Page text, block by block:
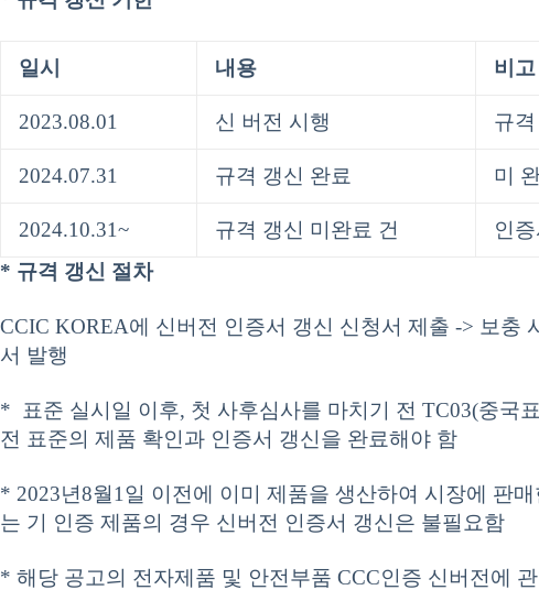
일시 내용 비고
2023.08.01 신 버전 시행 규
2024.07.31 규격 갱신 완료 미
2024.10.31~ 규격 갱신 미완료 건
인
* 규격 갱신 절차
CCIC KOREA에 신버전 인증서 갱신 신청서 제출 -> 보충
서 발행
* 표준 실시일 이후, 첫 사후심사를 마치기 전 TC03(중국
전 표준의 제품 확인과 인증서 갱신을 완료해야 함
* 2023년8월1일 이전에 이미 제품을 생산하여 시장에 판
는 기 인증 제품의 경우 신버전 인증서 갱신은 불필요함
* 해당 공고의 전자제품 및 안전부품 CCC인증 신버전에